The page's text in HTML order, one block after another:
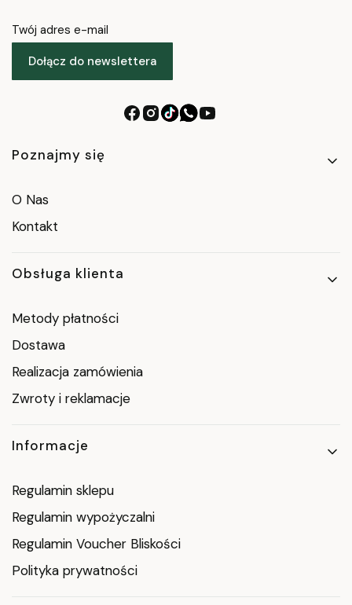
Twój adres e-mail
Dołącz do newslettera
Linki w stopce
Poznajmy się
O Nas
Kontakt
Obsługa klienta
Metody płatności
Dostawa
Realizacja zamówienia
Zwroty i reklamacje
Informacje
Regulamin sklepu
Regulamin wypożyczalni
Regulamin Voucher Bliskości
Polityka prywatności